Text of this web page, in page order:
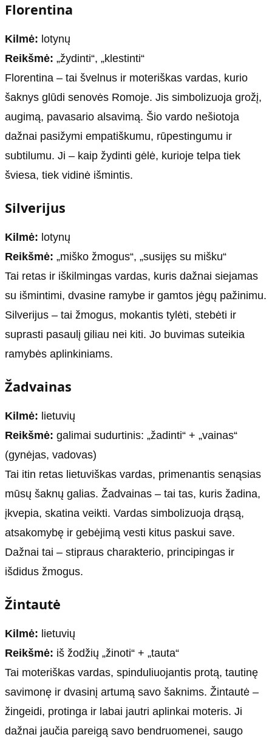
Florentina
Kilmė: lotynų
Reikšmė: „žydinti“, „klestinti“
Florentina – tai švelnus ir moteriškas vardas, kurio
šaknys glūdi senovės Romoje. Jis simbolizuoja grožį,
augimą, pavasario alsavimą. Šio vardo nešiotoja
dažnai pasižymi empatiškumu, rūpestingumu ir
subtilumu. Ji – kaip žydinti gėlė, kurioje telpa tiek
šviesa, tiek vidinė išmintis.
Silverijus
Kilmė: lotynų
Reikšmė: „miško žmogus“, „susijęs su mišku“
Tai retas ir iškilmingas vardas, kuris dažnai siejamas
su išmintimi, dvasine ramybe ir gamtos jėgų pažinimu.
Silverijus – tai žmogus, mokantis tylėti, stebėti ir
suprasti pasaulį giliau nei kiti. Jo buvimas suteikia
ramybės aplinkiniams.
Žadvainas
Kilmė: lietuvių
Reikšmė: galimai sudurtinis: „žadinti“ + „vainas“
(gynėjas, vadovas)
Tai itin retas lietuviškas vardas, primenantis senąsias
mūsų šaknų galias. Žadvainas – tai tas, kuris žadina,
įkvepia, skatina veikti. Vardas simbolizuoja drąsą,
atsakomybę ir gebėjimą vesti kitus paskui save.
Dažnai tai – stipraus charakterio, principingas ir
išdidus žmogus.
Žintautė
Kilmė: lietuvių
Reikšmė: iš žodžių „žinoti“ + „tauta“
Tai moteriškas vardas, spinduliuojantis protą, tautinę
savimonę ir dvasinį artumą savo šaknims. Žintautė –
žingeidi, protinga ir labai jautri aplinkai moteris. Ji
dažnai jaučia pareigą savo bendruomenei, saugo